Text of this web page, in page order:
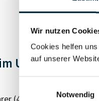
Wir nutzen
Cookies helfen
auf unserer
Notwendig
Unternehmen